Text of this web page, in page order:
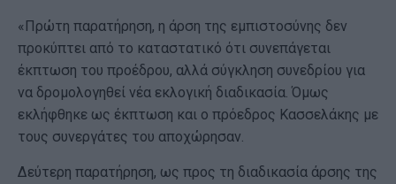
«Πρώτη παρατήρηση, η άρση της εμπιστοσύνης δεν
προκύπτει από το καταστατικό ότι συνεπάγεται
έκπτωση του προέδρου, αλλά σύγκληση συνεδρίου για
να δρομολογηθεί νέα εκλογική διαδικασία. Όμως
εκλήφθηκε ως έκπτωση και ο πρόεδρος Κασσελάκης με
τους συνεργάτες του αποχώρησαν.
Δεύτερη παρατήρηση, ως προς τη διαδικασία άρσης της